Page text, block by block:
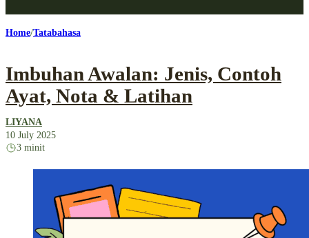
Home Tatabahasa
Imbuhan Awalan: Jenis, Contoh
Ayat, Nota & Latihan
LIYANA
10 July 2025
3 minit